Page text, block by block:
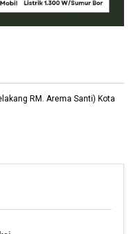
RM. Arema Santi) Kota